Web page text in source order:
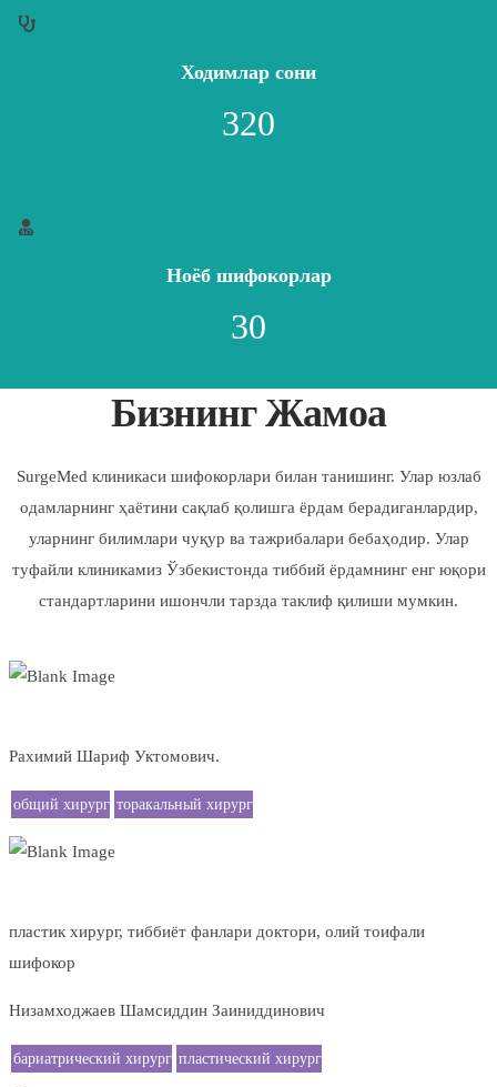
Ходимлар сони
320
Ноёб шифокорлар
30
Бизнинг Жамоа
SurgeMed клиникаси шифокорлари билан танишинг. Улар юзлаб
одамларнинг ҳаётини сақлаб қолишга ёрдам берадиганлардир,
уларнинг билимлари чуқур ва тажрибалари бебаҳодир. Улар
туфайли клиникамиз Ўзбекистонда тиббий ёрдамнинг енг юқори
стандартларини ишончли тарзда таклиф қилиши мумкин.
Рахимий Шариф Уктомович.
общий хирург торакальный хирург
пластик хирург, тиббиёт фанлари доктори, олий тоифали
шифокор
Низамходжаев Шамсиддин Заиниддинович
бариатрический хирург пластический хирург